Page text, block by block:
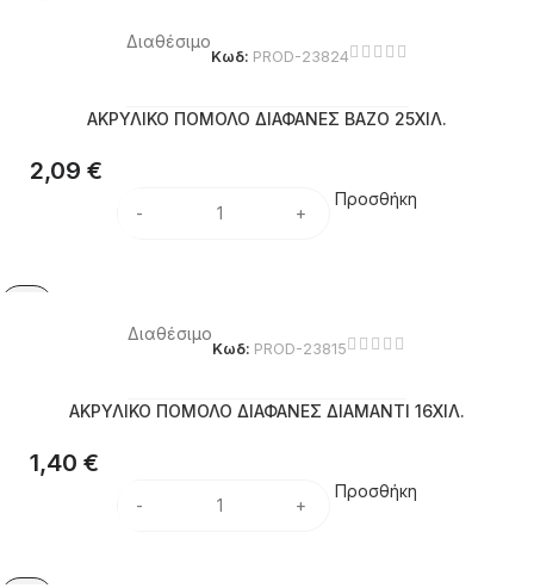
Διαθέσιμο
Κωδ: PROD-23824
ΑΚΡΥΛΙΚΟ ΠΟΜΟΛΟ ΔΙΑΦΑΝΕΣ ΒΑΖΟ 25ΧΙΛ.
2,09 €
Προσθήκη
Διαθέσιμο
Κωδ: PROD-23815
ΑΚΡΥΛΙΚΟ ΠΟΜΟΛΟ ΔΙΑΦΑΝΕΣ ΔΙΑΜΑΝΤΙ 16ΧΙΛ.
1,40 €
Προσθήκη